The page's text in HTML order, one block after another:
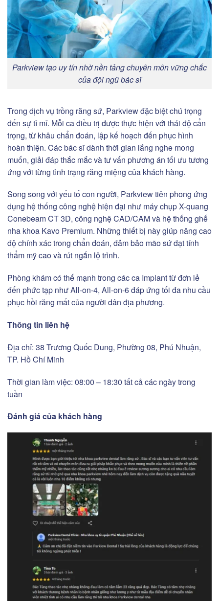
Parkview tạo uy tín nhờ nền tảng chuyên môn vững chắc
của đội ngũ bác sĩ
Trong dịch vụ trồng răng sứ, Parkview đặc biệt chú trọng
đến sự tỉ mỉ. Mỗi ca điều trị được thực hiện với thái độ cẩn
trọng, từ khâu chẩn đoán, lập kế hoạch đến phục hình
hoàn thiện. Các bác sĩ dành thời gian lắng nghe mong
muốn, giải đáp thắc mắc và tư vấn phương án tối ưu tương
ứng với từng tình trạng răng miệng của khách hàng.
Song song với yếu tố con người, Parkview tiên phong ứng
dụng hệ thống công nghệ hiện đại như máy chụp X-quang
Conebeam CT 3D, công nghệ CAD/CAM và hệ thống ghế
nha khoa Kavo Premium. Những thiết bị này giúp nâng cao
độ chính xác trong chẩn đoán, đảm bảo mão sứ đạt tính
thẩm mỹ cao và rút ngắn lộ trình.
Phòng khám có thế mạnh trong các ca Implant từ đơn lẻ
đến phức tạp như All-on-4, All-on-6 đáp ứng tối đa nhu cầu
phục hồi răng mất của người dân địa phương.
Thông tin liên hệ
Địa chỉ: 38 Trương Quốc Dung, Phường 08, Phú Nhuận,
TP. Hồ Chí Minh
Thời gian làm việc: 08:00 – 18:30 tất cả các ngày trong
tuần
Đánh giá của khách hàng